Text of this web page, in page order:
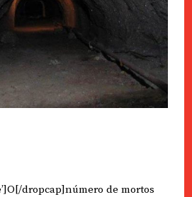
dropcap]número de mortos